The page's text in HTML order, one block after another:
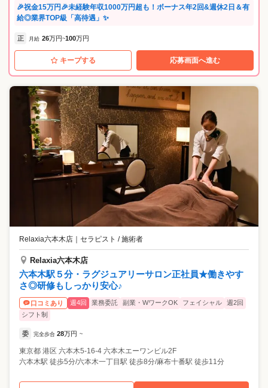
中できる環境です！ ------------------- ノルマや指名制がないので、プレッ
シャーを感じずに、 目の前のお客様にしっかり向き合えます！ スタッフ
--------- ワークライフバランスも充実♪ ------------------- 充実の福利厚生はピ
アスグループならでは！ ・研修中も給与・条件に変更なし ・残業ほぼな
し。 ・未経験でも25.7万円～からスタート！ ・奨学金返還支援制度
（完済まで毎月返還額の80%を会社が返還） ・産休、育児休暇の取得率
🎉祝金15万円🎉未経験年収1000万円超も！ボーナス年2回&週休2日＆有
給◎業界TOP級「高待遇」✨
正 月給 26万円~100万円
キープする 応募画面へ進む
Relaxia六本木店 ｜ セラピスト / 施術者
Relaxia六本木店
六本木駅５分・ラグジュアリーサロン正社員★働きやす
さ◎研修もしっかり安心♪
口コミあり 週4回 業務委託 副業・WワークOK フェイシャル
週2回
シフト制
委 完全歩合 28万円 ~
東京都 港区 六本木5-16-4 六本木エーワンビル2F
六本木駅 徒歩5分/六本木一丁目駅 徒歩8分/麻布十番駅 徒歩11分